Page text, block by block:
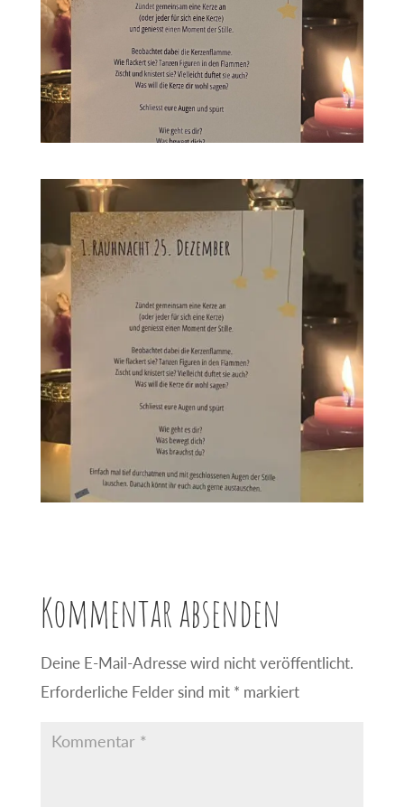
Kommentar absenden
Deine E-Mail-Adresse wird nicht veröffentlicht.
Erforderliche Felder sind mit * markiert